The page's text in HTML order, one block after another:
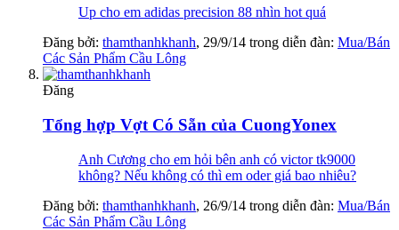
Up cho em adidas precision 88 nhìn hot quá
Đăng bởi: thamthanhkhanh, 29/9/14 trong diễn đàn: Mua/Bán
Các Sản Phẩm Cầu Lông
Đăng
Tổng hợp Vợt Có Sẵn của CuongYonex
Anh Cương cho em hỏi bên anh có victor tk9000
không? Nếu không có thì em oder giá bao nhiêu?
Đăng bởi: thamthanhkhanh, 26/9/14 trong diễn đàn: Mua/Bán
Các Sản Phẩm Cầu Lông